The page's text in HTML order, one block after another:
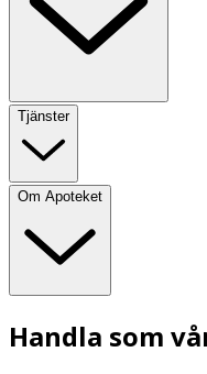
Tjänster
Om Apoteket
Handla som